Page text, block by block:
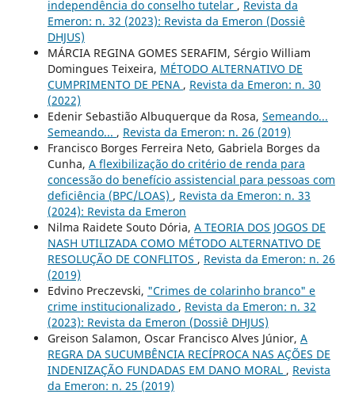
independência do conselho tutelar , Revista da
Emeron: n. 32 (2023): Revista da Emeron (Dossiê
DHJUS)
MÁRCIA REGINA GOMES SERAFIM, Sérgio William
Domingues Teixeira, MÉTODO ALTERNATIVO DE
CUMPRIMENTO DE PENA , Revista da Emeron: n. 30
(2022)
Edenir Sebastião Albuquerque da Rosa, Semeando...
Semeando... , Revista da Emeron: n. 26 (2019)
Francisco Borges Ferreira Neto, Gabriela Borges da
Cunha, A flexibilização do critério de renda para
concessão do benefício assistencial para pessoas com
deficiência (BPC/LOAS) , Revista da Emeron: n. 33
(2024): Revista da Emeron
Nilma Raidete Souto Dória, A TEORIA DOS JOGOS DE
NASH UTILIZADA COMO MÉTODO ALTERNATIVO DE
RESOLUÇÃO DE CONFLITOS , Revista da Emeron: n. 26
(2019)
Edvino Preczevski, "Crimes de colarinho branco" e
crime institucionalizado , Revista da Emeron: n. 32
(2023): Revista da Emeron (Dossiê DHJUS)
Greison Salamon, Oscar Francisco Alves Júnior, A
REGRA DA SUCUMBÊNCIA RECÍPROCA NAS AÇÕES DE
INDENIZAÇÃO FUNDADAS EM DANO MORAL , Revista
da Emeron: n. 25 (2019)